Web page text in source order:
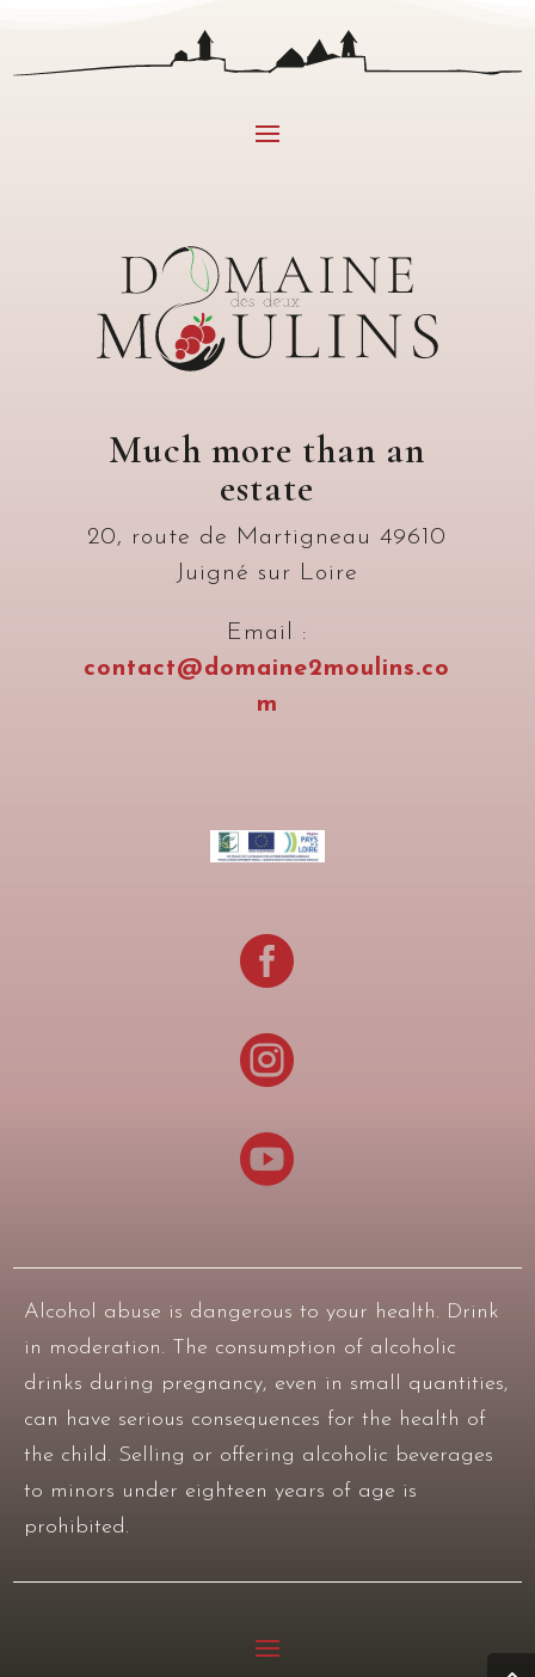
Much more than an
estate
20, route de Martigneau 49610
Juigné sur Loire
Email :
contact@domaine2moulins.co
m



Alcohol abuse is dangerous to your health. Drink
in moderation. The consumption of alcoholic
drinks during pregnancy, even in small quantities,
can have serious consequences for the health of
the child. Selling or offering alcoholic beverages
to minors under eighteen years of age is
prohibited.